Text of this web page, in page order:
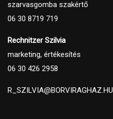
szarvasgomba szakértő
06 30 8719 719
Rechnitzer Szilvia
marketing, értékesítés
06 30 426 2958
R_SZILVIA@BORVIRAGHAZ.HU